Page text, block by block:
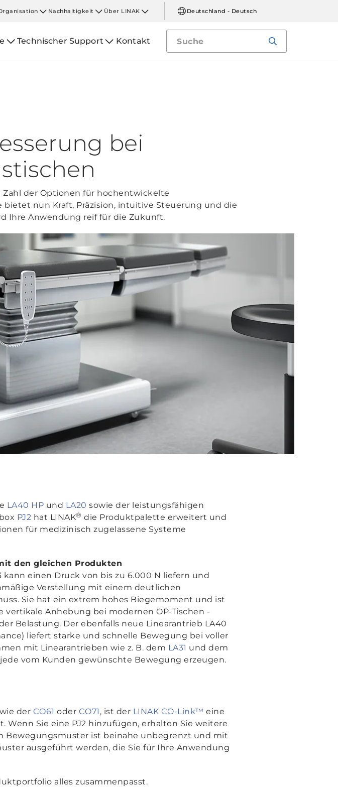
Nachhaltigkeit Über LINAK Deutschland - Deutsch
Technischer Support Kontakt
bei
Zahl der Optionen für hochentwickelte
nun Kraft, Präzision, intuitive Steuerung und die
Ihre Anwendung reif für die Zukunft.
LA40 HP und LA20 sowie der leistungsfähigen
PJ2 hat LINAK® die Produktpalette erweitert und
für medizinisch zugelassene Systeme
den gleichen Produkten
kann einen Druck von bis zu 6.000 N liefern und
Verstellung mit einem deutlichen
Sie hat ein extrem hohes Biegemoment und ist
vertikale Anhebung bei modernen OP-Tischen -
Belastung. Der ebenfalls neue Linearantrieb LA40
liefert starke und schnelle Bewegung bei voller
mit Linearantrieben wie z. B. dem LA31 und dem
vom Kunden gewünschte Bewegung erzeugen.
der CO61 oder CO71 , ist der LINAK CO-Link™ eine
Sie eine PJ2 hinzufügen, erhalten Sie weitere
Bewegungsmuster ist beinahe unbegrenzt und mit
ausgeführt werden, die Sie für Ihre Anwendung
alles zusammenpasst.